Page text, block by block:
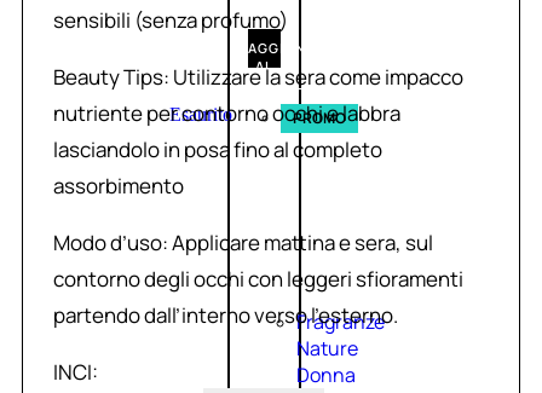
AGGIUNGI
AL
CARRELLO
Esaurito PROMO
Fragranze
Nature
Donna
sensibili (senza profumo)
Beauty Tips: Utilizzare la sera come impacco
nutriente per contorno occhi e labbra
lasciandolo in posa fino al completo
assorbimento
Modo d’uso: Applicare mattina e sera, sul
contorno degli occhi con leggeri sfioramenti
partendo dall’interno verso l’esterno.
INCI: